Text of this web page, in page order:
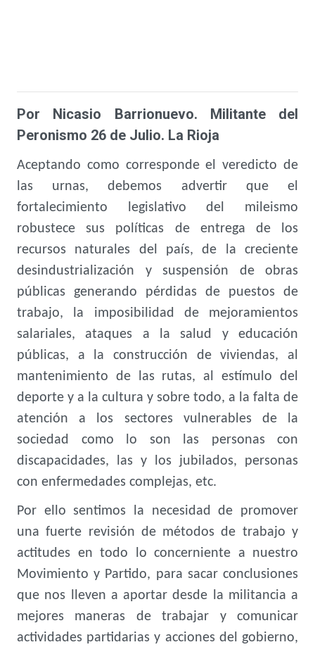
Por Nicasio Barrionuevo. Militante del
Peronismo 26 de Julio. La Rioja
Aceptando como corresponde el veredicto de
las urnas, debemos advertir que el
fortalecimiento legislativo del mileismo
robustece sus políticas de entrega de los
recursos naturales del país, de la creciente
desindustrialización y suspensión de obras
públicas generando pérdidas de puestos de
trabajo, la imposibilidad de mejoramientos
salariales, ataques a la salud y educación
públicas, a la construcción de viviendas, al
mantenimiento de las rutas, al estímulo del
deporte y a la cultura y sobre todo, a la falta de
atención a los sectores vulnerables de la
sociedad como lo son las personas con
discapacidades, las y los jubilados, personas
con enfermedades complejas, etc.
Por ello sentimos la necesidad de promover
una fuerte revisión de métodos de trabajo y
actitudes en todo lo concerniente a nuestro
Movimiento y Partido, para sacar conclusiones
que nos lleven a aportar desde la militancia a
mejores maneras de trabajar y comunicar
actividades partidarias y acciones del gobierno,